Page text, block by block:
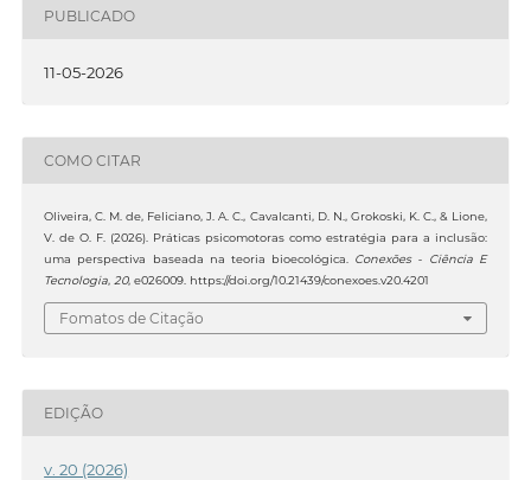
PUBLICADO
11-05-2026
COMO CITAR
Oliveira, C. M. de, Feliciano, J. A. C., Cavalcanti, D. N., Grokoski, K. C., & Lione,
V. de O. F. (2026). Práticas psicomotoras como estratégia para a inclusão:
uma perspectiva baseada na teoria bioecológica. Conexões - Ciência E
Tecnologia, 20, e026009. https://doi.org/10.21439/conexoes.v20.4201
Fomatos de Citação
EDIÇÃO
v. 20 (2026)